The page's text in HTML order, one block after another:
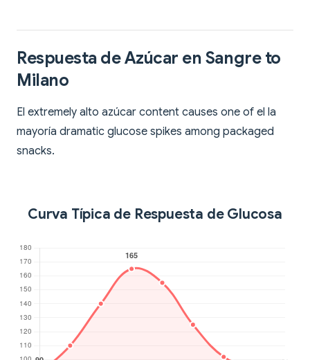
Respuesta de Azúcar en Sangre to
Milano
El extremely alto azúcar content causes one of el la
mayoría dramatic glucose spikes among packaged
snacks.
Curva Típica de Respuesta de Glucosa